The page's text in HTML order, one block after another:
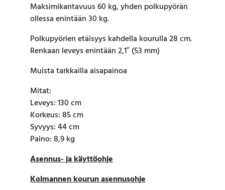
Maksimikantavuus 60 kg, yhden polkupyörän
ollessa enintään 30 kg.
Polkupyörien etäisyys kahdella kourulla 28 cm.
Renkaan leveys enintään 2,1″ (53 mm)
Muista tarkkailla aisapainoa
Mitat:
Leveys: 130 cm
Korkeus: 85 cm
Syvyys: 44 cm
Paino: 8,9 kg
Asennus- ja käyttöohje
Kolmannen kourun asennusohje